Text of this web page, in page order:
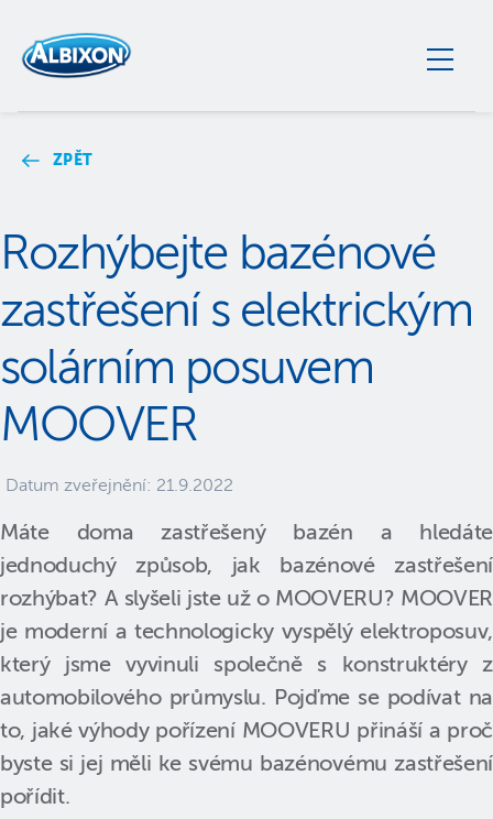
ZPĚT
Rozhýbejte bazénové
zastřešení s elektrickým
solárním posuvem
MOOVER
Datum zveřejnění: 21.9.2022
Máte doma zastřešený bazén a hledáte
jednoduchý způsob, jak bazénové zastřešení
rozhýbat? A slyšeli jste už o MOOVERU? MOOVER
je moderní a technologicky vyspělý elektroposuv,
který jsme vyvinuli společně s konstruktéry z
automobilového průmyslu. Pojďme se podívat na
to, jaké výhody pořízení MOOVERU přináší a proč
byste si jej měli ke svému bazénovému zastřešení
pořídit.